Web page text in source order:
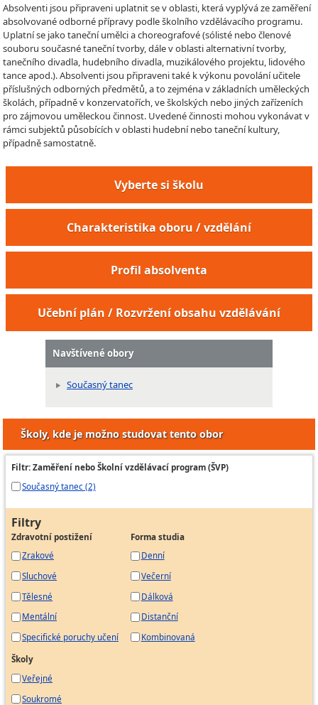
Absolventi jsou připraveni uplatnit se v oblasti, která vyplývá ze zaměření
absolvované odborné přípravy podle školního vzdělávacího programu.
Uplatní se jako taneční umělci a choreografové (sólisté nebo členové
souboru současné taneční tvorby, dále v oblasti alternativní tvorby,
tanečního divadla, hudebního divadla, muzikálového projektu, lidového
tance apod.). Absolventi jsou připraveni také k výkonu povolání učitele
příslušných odborných předmětů, a to zejména v základních uměleckých
školách, případně v konzervatořích, ve školských nebo jiných zařízeních
pro zájmovou uměleckou činnost. Uvedené činnosti mohou vykonávat v
rámci subjektů působících v oblasti hudební nebo taneční kultury,
případně samostatně.
Vyberte si školu
Charakteristika oboru / vzdělání
Profil absolventa
Učební plán / Rozvržení obsahu vzdělávání
Navštívené obory
Současný tanec
Školy, kde je možno studovat tento obor
Filtr: Zaměření nebo Školní vzdělávací program (ŠVP)
Současný tanec (2)
Filtry
Zdravotní postižení
Zrakové
Sluchové
Tělesné
Mentální
Specifické poruchy učení
Forma studia
Denní
Večerní
Dálková
Distanční
Kombinovaná
Školy
Veřejné
Soukromé